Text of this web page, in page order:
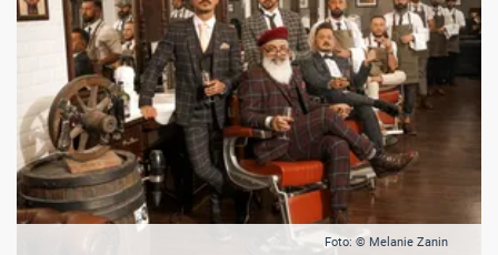
Foto: © Melanie Zanin